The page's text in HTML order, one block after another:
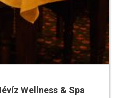
Wellness & Spa